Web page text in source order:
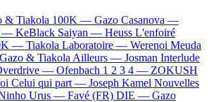
& Tiakola 100K — Gazo Casanova —
— KeBlack Saiyan — Heuss L'enfoiré
— Tiakola Laboratoire — Werenoi Meuda
Gazo & Tiakola Ailleurs — Josman Interlude
— Ofenbach 1 2 3 4 — ZOKUSH
Celui qui part — Joseph Kamel Nouvelles
Urus — Favé (FR) DIE — Gazo